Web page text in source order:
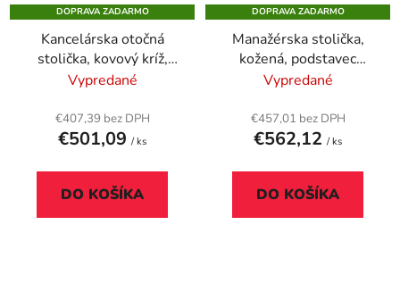
DOPRAVA ZADARMO
Kancelárska otočná
stolička, kovový kríž,
vysoké operadlo,
sedadla "Boston",
bordová
Vypredané
€407,39 bez DPH
€501,09 / ks
DO KOŠÍKA
DOPRAVA ZADARMO
Manažérska stolička,
kožená, podstavec
striebornej farby,
čierna
Vypredané
€457,01 bez DPH
€562,12 / ks
DO KOŠÍKA